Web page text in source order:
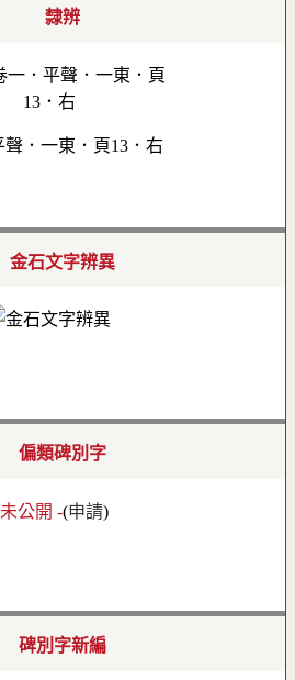
隸辨
聲．一東．頁13．右
金石文字辨異
偏類碑別字
公開 -(申請)
碑別字新編